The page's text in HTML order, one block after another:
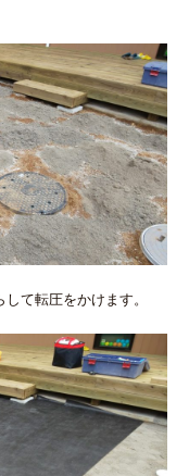
て転圧をかけます。